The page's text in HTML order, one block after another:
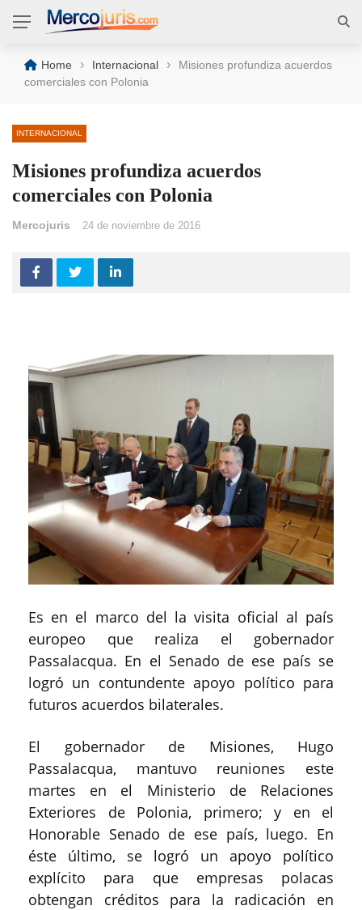
Home › Internacional ›
Misiones profundiza acuerdos
comerciales con Polonia
INTERNACIONAL
Misiones profundiza acuerdos
comerciales con Polonia
Mercojuris 24 de noviembre de 2016
Es en el marco del la visita oficial al país
europeo que realiza el gobernador
Passalacqua. En el Senado de ese país se
logró un contundente apoyo político para
futuros acuerdos bilaterales.
El gobernador de Misiones, Hugo
Passalacqua, mantuvo reuniones este
martes en el Ministerio de Relaciones
Exteriores de Polonia, primero; y en el
Honorable Senado de ese país, luego. En
éste último, se logró un apoyo político
explícito para que empresas polacas
obtengan créditos para la radicación en